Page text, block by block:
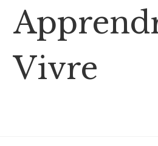
content
Vivre